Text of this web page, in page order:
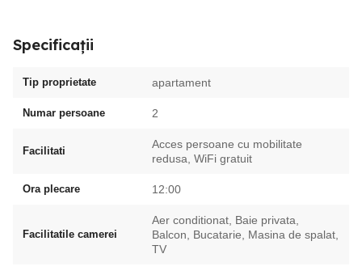
Specificații
Tip proprietate apartament
Numar persoane 2
Facilitati
Acces persoane cu mobilitate
redusa, WiFi gratuit
Ora plecare 12:00
Facilitatile camerei
Aer conditionat, Baie privata,
Balcon, Bucatarie, Masina de spalat,
TV